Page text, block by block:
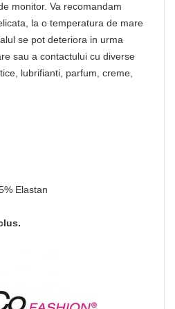
monitor. Va recomandam
la o temperatura de mare
se pot deteriora in urma
sau a contactului cu diverse
lubrifianti, parfum, creme,
Elastan